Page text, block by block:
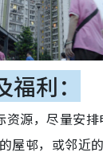
利：
资源，尽量安
屋邨，或邻近的